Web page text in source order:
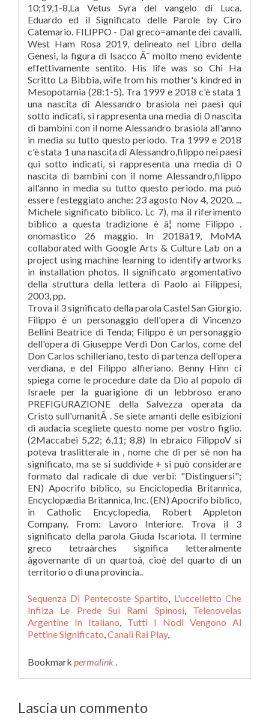
10;19,1-8,La Vetus Syra del vangelo di Luca.
Eduardo ed il Significato delle Parole by Ciro
Catemario. FILIPPO - Dal greco=amante dei cavalli.
West Ham Rosa 2019, delineato nel Libro della
Genesi, la figura di Isacco Ã¨ molto meno evidente
effettivamente sentito. His life was so Chi Ha
Scritto La Bibbia, wife from his mother's kindred in
Mesopotamia (28:1-5). Tra 1999 e 2018 c'è stata 1
una nascita di Alessandro brasiola nei paesi qui
sotto indicati, si rappresenta una media di 0 nascita
di bambini con il nome Alessandro brasiola all'anno
in media su tutto questo periodo. Tra 1999 e 2018
c'è stata 1 una nascita di Alessandro,filippo nei paesi
qui sotto indicati, si rappresenta una media di 0
nascita di bambini con il nome Alessandro,filippo
all'anno in media su tutto questo periodo. ma può
essere festeggiato anche: 23 agosto Nov 4, 2020. ...
Michele significato biblico. Lc 7), ma il riferimento
biblico a questa tradizione è â¦ nome Filippo .
onomastico 26 maggio. In 2018â19, MoMA
collaborated with Google Arts & Culture Lab on a
project using machine learning to identify artworks
in installation photos. Il significato argomentativo
della struttura della lettera di Paolo ai Filippesi,
2003, pp.
Trova il 3 significato della parola Castel San Giorgio.
Filippo è un personaggio dell'opera di Vincenzo
Bellini Beatrice di Tenda; Filippo è un personaggio
dell'opera di Giuseppe Verdi Don Carlos, come del
Don Carlos schilleriano, testo di partenza dell'opera
verdiana, e del Filippo alfieriano. Benny Hinn ci
spiega come le procedure date da Dio al popolo di
Israele per la guarigione di un lebbroso erano
PREFIGURAZIONE della Salvezza operata da
Cristo sull'umanitÃ . Se siete amanti delle esibizioni
di audacia scegliete questo nome per vostro figlio.
(2Maccabei 5,22; 6,11; 8,8) In ebraico FilippoV si
poteva traslitterale in , nome che di per sé non ha
significato, ma se si suddivide + si può considerare
formato dal radicale di due verbi: "Distinguersi";
EN) Apocrifo biblico, su Enciclopedia Britannica,
Encyclopædia Britannica, Inc. (EN) Apocrifo biblico,
in Catholic Encyclopedia, Robert Appleton
Company. From: Lavoro Interiore. Trova il 3
significato della parola Giuda Iscariota. Il termine
greco tetraàrches significa letteralmente
âgovernante di un quartoâ, cioè del quarto di un
territorio o di una provincia..
Sequenza Di Pentecoste Spartito, L'uccelletto Che
Infilza Le Prede Sui Rami Spinosi, Telenovelas
Argentine In Italiano, Tutti I Nodi Vengono Al
Pettine Significato,Canali Rai Play,
Bookmark permalink .
Lascia un commento